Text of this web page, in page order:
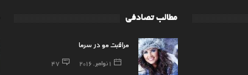
مطالب تصادفی
مراقبت مو در سرما
1 نوامبر, 2016 47